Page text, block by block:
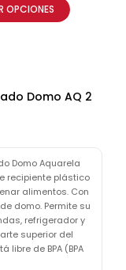
OPCIONES
Domo AQ 2
Domo Aquarela
recipiente plástico
alimentos. Con
domo. Permite su
refrigerador y
superior del
libre de BPA (BPA